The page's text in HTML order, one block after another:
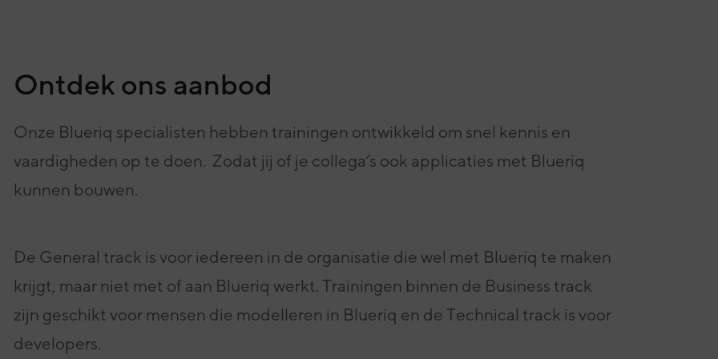
Ontdek ons aanbod
Onze Blueriq specialisten hebben trainingen ontwikkeld om snel kennis en
vaardigheden op te doen. Zodat jij of je collega’s ook applicaties met Blueriq
kunnen bouwen.
De General track is voor iedereen in de organisatie die wel met Blueriq te maken
krijgt, maar niet met of aan Blueriq werkt. Trainingen binnen de Business track
zijn geschikt voor mensen die modelleren in Blueriq en de Technical track is voor
developers.